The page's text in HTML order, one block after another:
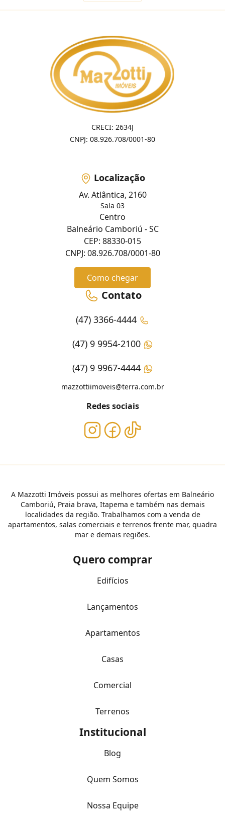
CRECI: 2634J
CNPJ: 08.926.708/0001-80
Localização
Av. Atlântica, 2160
Sala 03
Centro
Balneário Camboriú - SC
CEP: 88330-015
CNPJ: 08.926.708/0001-80
Como chegar
Contato
(47) 3366-4444
(47) 9 9954-2100
(47) 9 9967-4444
mazzottiimoveis@terra.com.br
Redes sociais
A Mazzotti Imóveis possui as melhores ofertas em Balneário
Camboriú, Praia brava, Itapema e também nas demais
localidades da região. Trabalhamos com a venda de
apartamentos, salas comerciais e terrenos frente mar, quadra
mar e demais regiões.
Quero comprar
Edifícios
Lançamentos
Apartamentos
Casas
Comercial
Terrenos
Institucional
Blog
Quem Somos
Nossa Equipe